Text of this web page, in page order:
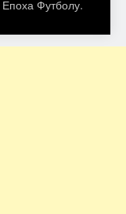
Епоха Футболу.